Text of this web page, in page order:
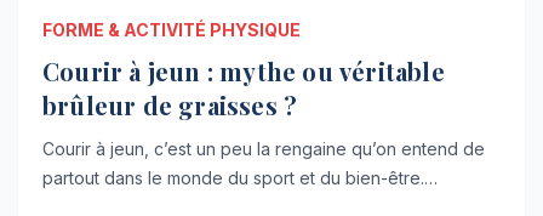
FORME & ACTIVITÉ PHYSIQUE
Courir à jeun : mythe ou véritable
brûleur de graisses ?
Courir à jeun, c’est un peu la rengaine qu’on entend de
partout dans le monde du sport et du bien-être.…